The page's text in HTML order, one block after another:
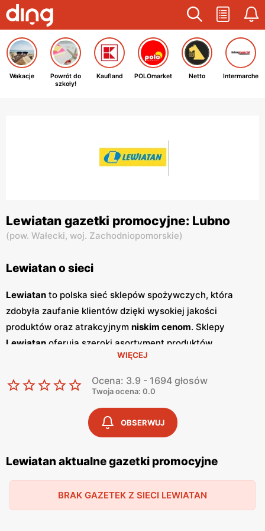
Wakacje
Powrót do
szkoły!
Kaufland POLOmarket Netto Intermarche
Lewiatan gazetki promocyjne: Lubno
(pow. Wałecki, woj. Zachodniopomorskie)
Lewiatan o sieci
Lewiatan to polska sieć sklepów spożywczych, która
zdobyła zaufanie klientów dzięki wysokiej jakości
produktów oraz atrakcyjnym niskim cenom. Sklepy
Lewiatan oferują szeroki asortyment produktów
spożywczych, w tym świeże owoce i warzywa, pieczywo,
nabiał, mięso oraz artykuły codziennego użytku. Klienci
cenią sobie bogaty wybór oraz częste
umożliwiają oszczędności na zakupach. Jednym z
kluczowych elementów strategii marketingowej
są regularnie wydawanegazetki promocyjne
prezentują najnowsze
promocje , specjalne oferty oraz
sezonowe wyprzedaże, dzięki czemu klienci mogą
cenowych. Publikacje te są dostępne zarówno w formie
WIĘCEJ
Ocena: 3.9 - 1694 głosów
Twoja ocena: 0.0
OBSERWUJ
Lewiatan aktualne gazetki promocyjne
BRAK GAZETEK Z SIECI LEWIATAN